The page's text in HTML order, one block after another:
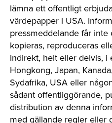
lämna ett offentligt
värdepapper i USA.
pressmeddelande får
kopieras, reproduceras
indirekt, helt eller delvis, i
Hongkong, Japan,
Sydafrika, USA eller
sådant offentliggörande,
distribution av denna
med gällande regler eller